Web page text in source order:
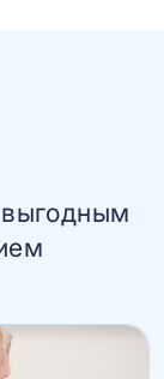
выгодным